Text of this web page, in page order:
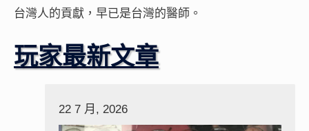
台灣人的貢獻，早已是台灣的醫師。
玩家最新文章
22 7 月, 2026